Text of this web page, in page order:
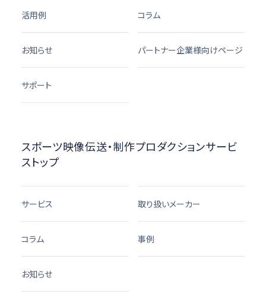
活用例 コラム
お知らせ パートナー企業様向けページ
サポート
スポーツ映像伝送・制作プロダクションサービ
ストップ
サービス 取り扱いメーカー
コラム 事例
お知らせ